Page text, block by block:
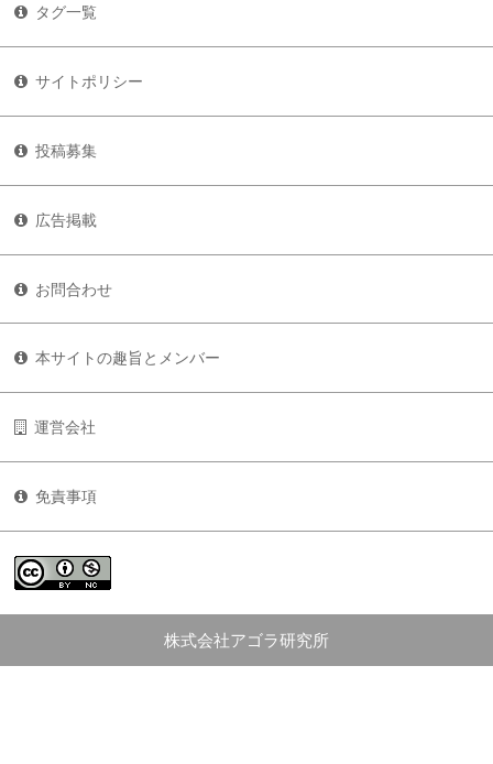
タグ一覧
サイトポリシー
投稿募集
広告掲載
お問合わせ
本サイトの趣旨とメンバー
運営会社
免責事項
株式会社アゴラ研究所